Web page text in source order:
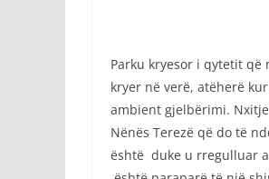
Parku kryesor i qytetit
kryer në verë, atëherë
ambient gjelbërimi.
Nënës Terezë që do të
është duke u rregulluar